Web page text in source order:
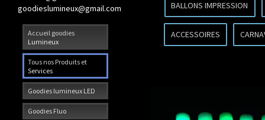
Accueil goodies
Lumineux
Tous nos Produits et
Services
Goodies lumineux LED
Goodies Fluo
goodieslumineux@gmail.com
BALLONS IMPRESSION
ACCESSOIRES